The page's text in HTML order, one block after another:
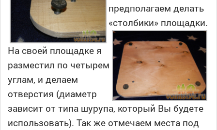
предполагаем делать
«столбики» площадки.
На своей площадке я
разместил по четырем
углам, и делаем
отверстия (диаметр
зависит от типа шурупа, который Вы будете
использовать). Так же отмечаем места под